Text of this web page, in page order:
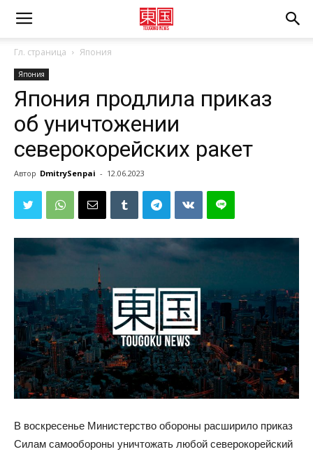
Гл. страница Япония
Япония
Япония продлила приказ
об уничтожении
северокорейских ракет
Автор DmitrySenpai - 12.06.2023
В воскресенье Министерство обороны расширило приказ
Силам самообороны уничтожать любой северокорейский